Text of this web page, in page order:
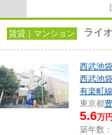
賃貸｜マンション ライ
西武池
西武池
有楽町線
東京都
5.6万円
築年数